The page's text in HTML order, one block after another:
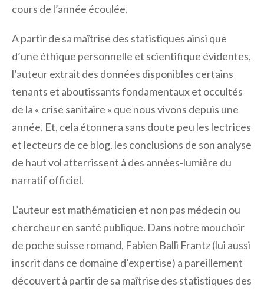
cours de l’année écoulée.
A partir de sa maîtrise des statistiques ainsi que
d’une éthique personnelle et scientifique évidentes,
l’auteur extrait des données disponibles certains
tenants et aboutissants fondamentaux et occultés
de la « crise sanitaire » que nous vivons depuis une
année. Et, cela étonnera sans doute peu les lectrices
et lecteurs de ce blog, les conclusions de son analyse
de haut vol atterrissent à des années-lumière du
narratif officiel.
L’auteur est mathématicien et non pas médecin ou
chercheur en santé publique. Dans notre mouchoir
de poche suisse romand, Fabien Balli Frantz (lui aussi
inscrit dans ce domaine d’expertise) a pareillement
découvert à partir de sa maîtrise des statistiques des